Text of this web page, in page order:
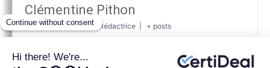
Clémentine Pithon
Rédactrice + posts
technologie, j’écris des articles pour vous guider dans